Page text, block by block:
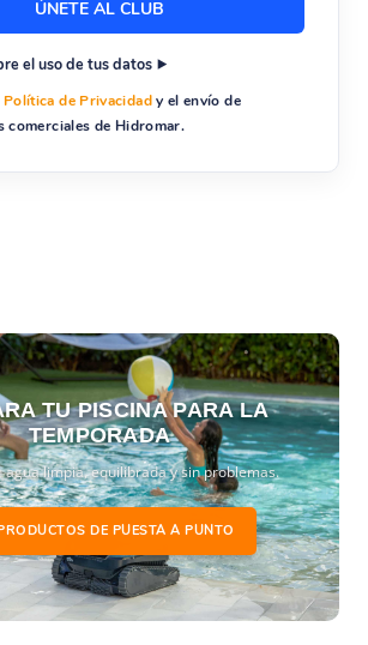
el uso de tus datos
Política de Privacidady el envío de
comerciales de Hidromar.
TU PISCINA PARA LA
TEMPORADA
agua limpia, equilibrada y sin problemas.
DE PUESTA A PUNTO